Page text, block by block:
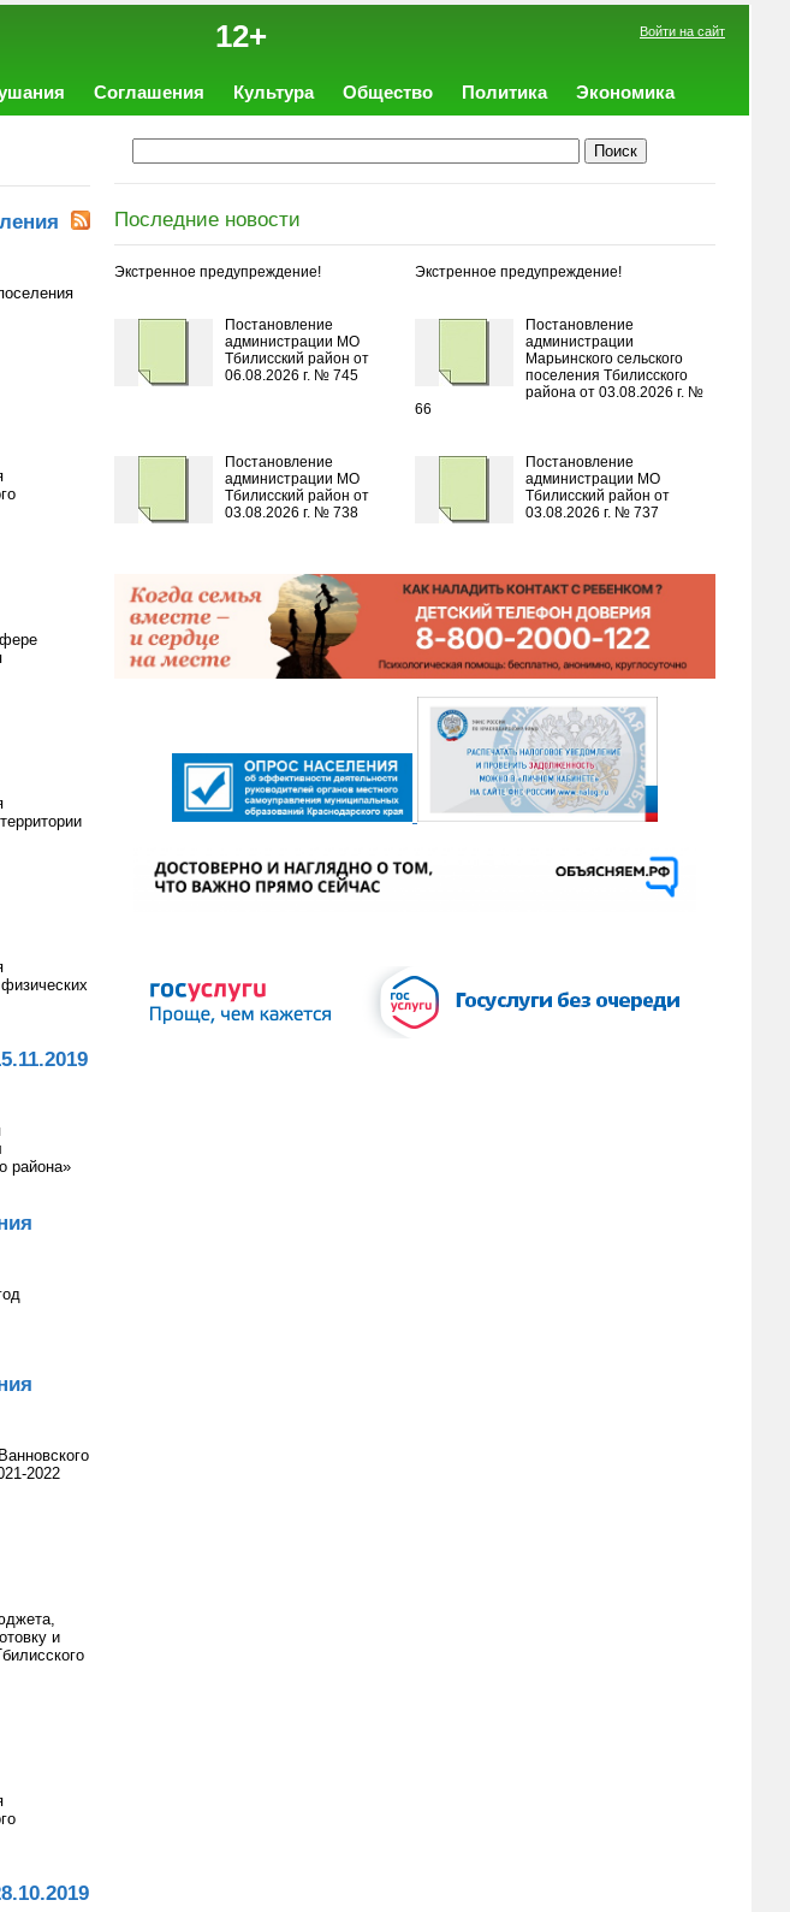
района 12+ Войти на сайт
Соглашения Культура Общество Политика
Экономика
района»
2022
и
Последние новости
Экстренное предупреждение! Экстренное предупреждение!
Постановление
администрации МО
Тбилисский район от
06.08.2026 г. № 745
Постановление
администрации
Марьинского сельского
поселения Тбилисского
района от 03.08.2026 г. №
66
Постановление
администрации МО
Тбилисский район от
03.08.2026 г. № 738
Постановление
администрации МО
Тбилисский район от
03.08.2026 г. № 737